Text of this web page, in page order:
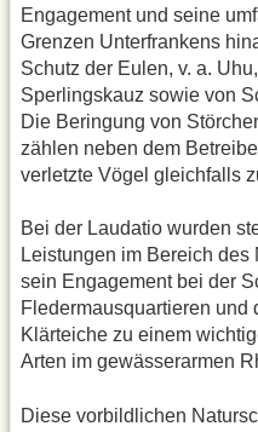
Engagement und seine
Gren­zen Unterfrankens
Schutz der Eulen, v. a.
Sperlingskauz sowie von
Die Beringung von
zählen neben dem
verletzte Vögel gleichfalls
Bei der Laudatio wurden
Leistungen im Bereich des
sein Engagement bei der
Fledermausquartieren
Klärteiche zu einem
Arten im gewässerarmen
Diese vorbildlichen